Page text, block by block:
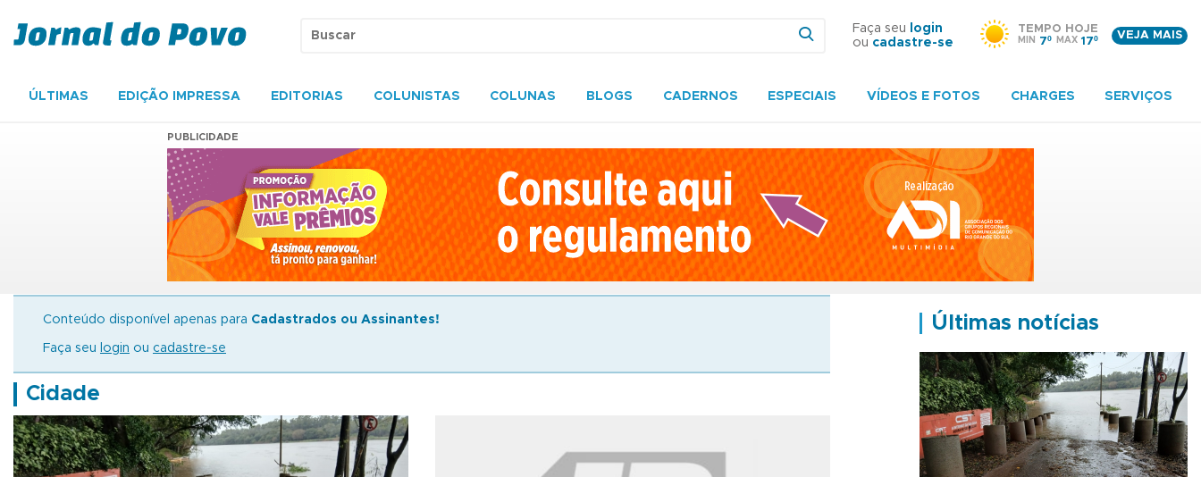
Faça seu
login
ou cadastre-se
TEMPO HOJE
MIN 7º MAX 17º
VEJA MAIS
ÚLTIMAS EDIÇÃO IMPRESSA EDITORIAS COLUNISTAS COLUNAS BLOGS CADERNOS ESPECIAIS VÍDEOS E FOTOS CHARGES SERVIÇOS
PUBLICIDADE
Conteúdo disponível apenas para Cadastrados ou Assinantes!
Faça seu login ou cadastre-se
Cidade
Últimas notícias